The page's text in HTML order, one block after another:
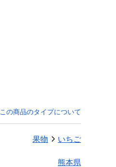
この商品のタイプについて
果物 いちご
熊本県